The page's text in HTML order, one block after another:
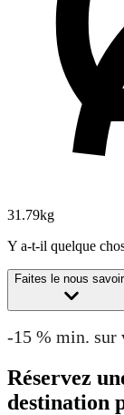
31.79kg
Y a-t-il quelque
Faites le nous
-15 % min. sur
Réservez
destination